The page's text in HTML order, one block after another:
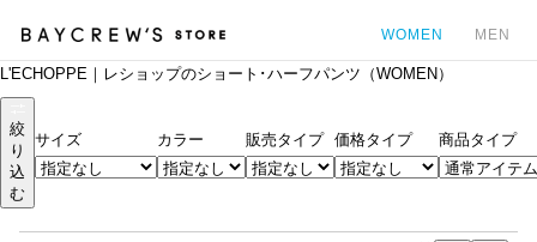
WOMEN MEN
L'ECHOPPE｜レショップのショート･ハーフパンツ（WOMEN）
絞
り
込
む
サイズ カラー 販売タイプ 価格タイプ 商品タイプ